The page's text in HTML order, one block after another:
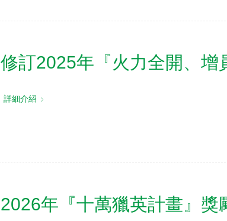
修訂2025年『火力全開、增
詳細介紹
2026年『十萬獵英計畫』獎